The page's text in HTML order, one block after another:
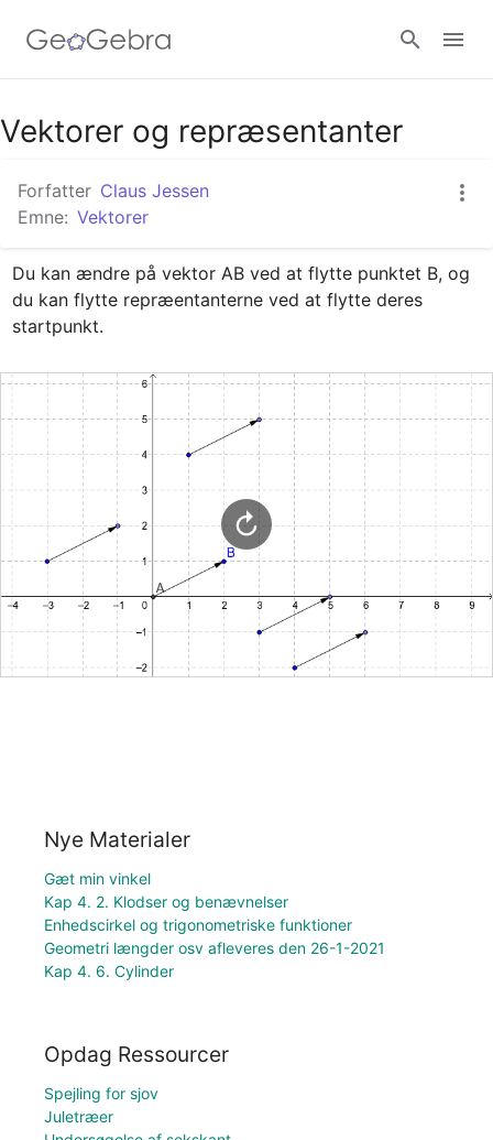
Google Classroom
GeoGebra Classroom
Log ind
Vektorer og repræsentanter
Forfatter Claus Jessen
Emne: Vektorer
Du kan ændre på vektor AB ved at flytte punktet B, og
du kan flytte repræentanterne ved at flytte deres
startpunkt.
Nye Materialer
Gæt min vinkel
Kap 4. 2. Klodser og benævnelser
Enhedscirkel og trigonometriske funktioner
Geometri længder osv afleveres den 26-1-2021
Kap 4. 6. Cylinder
Opdag Ressourcer
Spejling for sjov
Juletræer